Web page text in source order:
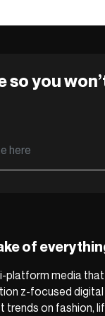
so you
of
platform media
z-focused
trends on fashion,